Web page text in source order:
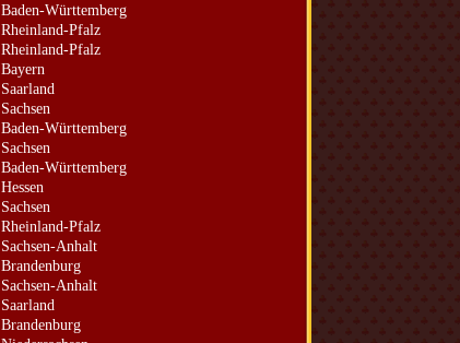
Baden-Württemberg
Rheinland-Pfalz
Rheinland-Pfalz
Bayern
Saarland
Sachsen
Baden-Württemberg
Sachsen
Baden-Württemberg
Hessen
Sachsen
Rheinland-Pfalz
Sachsen-Anhalt
Brandenburg
Sachsen-Anhalt
Saarland
Brandenburg